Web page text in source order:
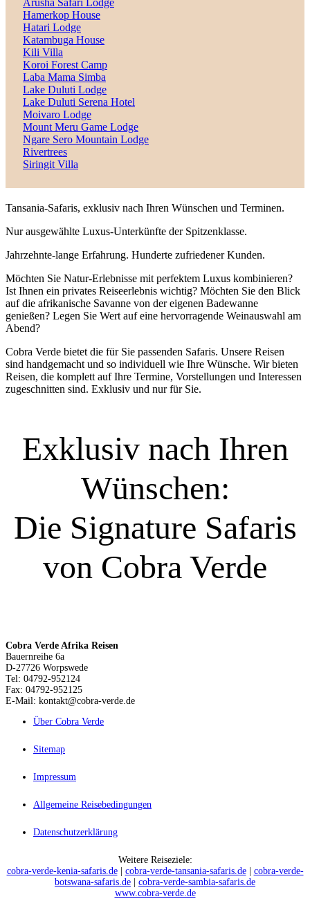
Arusha Safari Lodge
Hamerkop House
Hatari Lodge
Katambuga House
Kili Villa
Koroi Forest Camp
Laba Mama Simba
Lake Duluti Lodge
Lake Duluti Serena Hotel
Moivaro Lodge
Mount Meru Game Lodge
Ngare Sero Mountain Lodge
Rivertrees
Siringit Villa
Tansania-Safaris, exklusiv nach Ihren Wünschen und Terminen.
Nur ausgewählte Luxus-Unterkünfte der Spitzenklasse.
Jahrzehnte-lange Erfahrung. Hunderte zufriedener Kunden.
Möchten Sie Natur-Erlebnisse mit perfektem Luxus kombinieren?
Ist Ihnen ein privates Reiseerlebnis wichtig? Möchten Sie den Blick
auf die afrikanische Savanne von der eigenen Badewanne
genießen? Legen Sie Wert auf eine hervorragende Weinauswahl am
Abend?
Cobra Verde bietet die für Sie passenden Safaris. Unsere Reisen
sind handgemacht und so individuell wie Ihre Wünsche. Wir bieten
Reisen, die komplett auf Ihre Termine, Vorstellungen und Interessen
zugeschnitten sind. Exklusiv und nur für Sie.
Exklusiv nach Ihren
Wünschen:
Die Signature Safaris
von Cobra Verde
Cobra Verde Afrika Reisen
Bauernreihe 6a
D-27726 Worpswede
Tel: 04792-952124
Fax: 04792-952125
E-Mail: kontakt@cobra-verde.de
Über Cobra Verde
Sitemap
Impressum
Allgemeine Reisebedingungen
Datenschutzerklärung
Weitere Reiseziele:
cobra-verde-kenia-safaris.de| cobra-verde-tansania-safaris.de| cobra-verde-
botswana-safaris.de
cobra-verde-sambia-safaris.de
www.cobra-verde.de